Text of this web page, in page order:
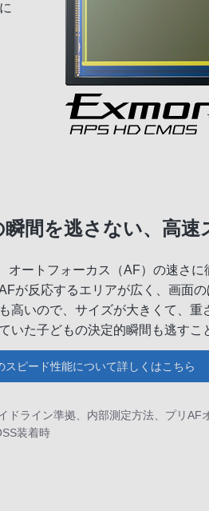
瞬間を逃さない、高速
オートフォーカス（AF）の速さ
が反応するエリアが広く、画面
高いので、サイズが大きくて、
いた子どもの決定的瞬間も逃すこ
スピード性能について詳しくはこちら
ドライン準拠、内部測定方法、プリ
装着時